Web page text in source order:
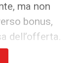
ma non
bonus,
dell’offerta.